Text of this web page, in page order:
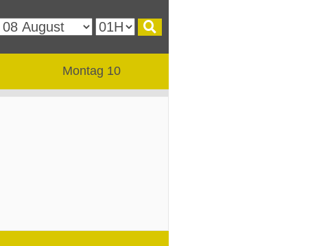
Montag 10